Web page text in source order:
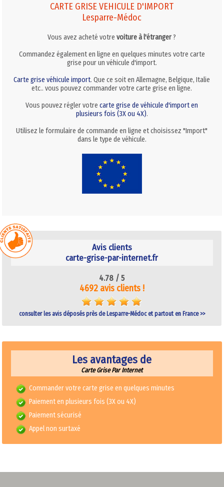
CARTE GRISE VEHICULE D'IMPORT
Lesparre-Médoc
Vous avez acheté votrevoiture à l'étranger?
Commandez également en ligne en quelques minutes votre carte
grise pour un véhicule d'import.
Carte grise véhicule import. Que ce soit en Allemagne, Belgique, Italie
etc.. vous pouvez commander votre carte grise en ligne.
Vous pouvez régler votrecarte grise de véhicule d'import en
plusieurs fois (3X ou 4X).
Utilisez le formulaire de commande en ligne et choisissez "Import"
dans le type de véhicule.
Avis clients
carte-grise-par-internet.fr
4.78 /5
4692 avis clients !
consulter les avis déposés près de Lesparre-Médoc et partout en France >>
Les avantages de
Carte Grise Par Internet
Commander votre carte grise en quelques minutes
Paiement en plusieurs fois (3X ou 4X)
Paiement sécurisé
Appel non surtaxé